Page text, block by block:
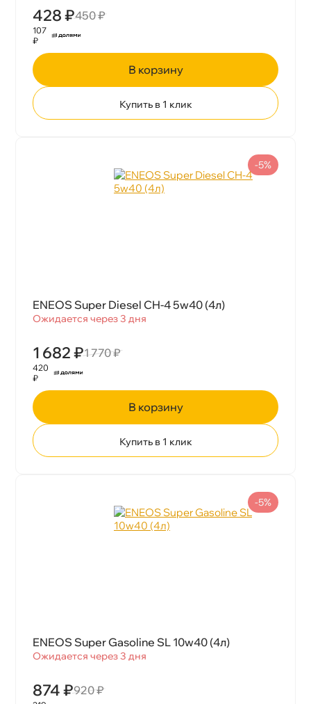
428 ₽450 ₽
107
₽
корзину
Купить в 1 клик
ENEOS Super Diesel CH-4 5w40 (4л)
Ожидается через 3 дня
1 682 ₽1 770 ₽
-5%
420
₽
корзину
Купить в 1 клик
ENEOS Super Gasoline SL 10w40 (4л)
Ожидается через 3 дня
874 ₽920 ₽
-5%